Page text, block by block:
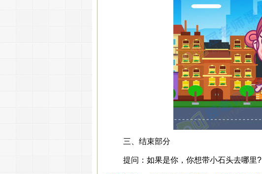
三、结束部分
提问：如果是你，你想带小石头去哪里?